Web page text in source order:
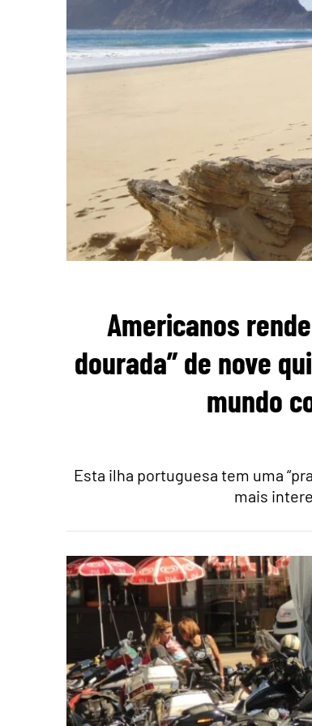
Americanos
dourada” de nove
mundo
Esta ilha portuguesa tem uma
mais